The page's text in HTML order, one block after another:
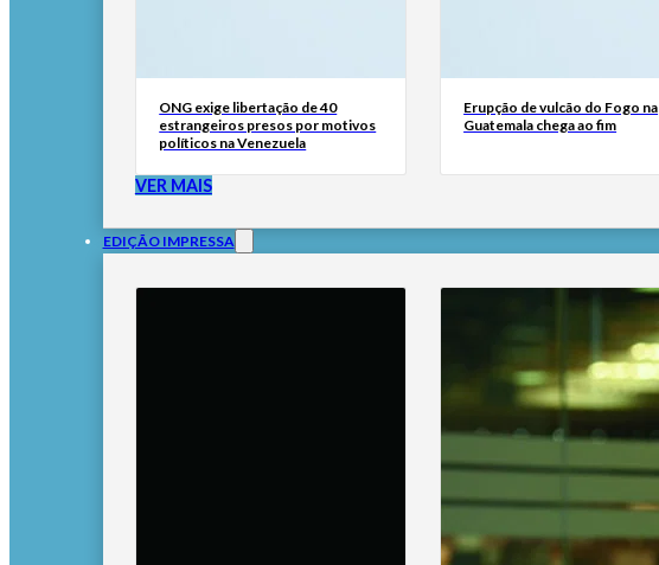
ONG exige libertação de 40
estrangeiros presos por motivos
políticos na Venezuela
Erupção de vulcão do Fogo na
Guatemala chega ao fim
VER MAIS
EDIÇÃO IMPRESSA